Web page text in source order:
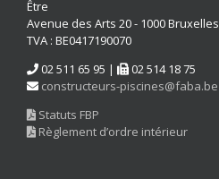
Être
Avenue des Arts 20 - 1000 Bruxelles
TVA : BE0417190070
02 511 65 95 |
02 514 18 75
constructeurs-piscines@faba.be
Statuts FBP
Règlement d’ordre intérieur